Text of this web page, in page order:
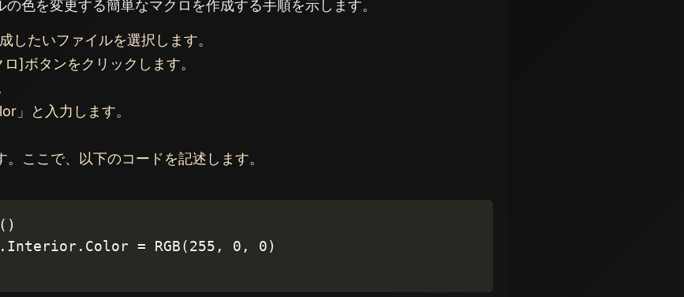
色を変更する簡単なマクロを作成する手順を示します。
したいファイルを選択します。
]ボタンをクリックします。
」と入力します。
ここで、以下のコードを記述します。